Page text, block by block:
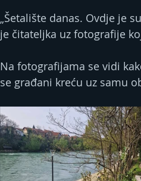
„Šetalište danas. Ovdje je
je čitateljka uz fotografije
Na fotografijama se vidi
se građani kreću uz samu